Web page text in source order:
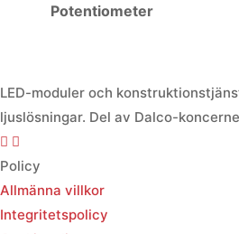
Potentiometer
LED-moduler och
ljuslösningar. Del av Dalco-
Policy
Allmänna villkor
Integritetspolicy